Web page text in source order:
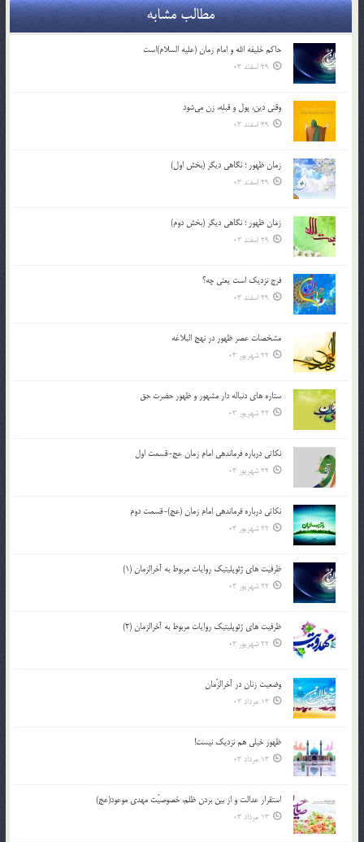
مطالب مشابه
حاکم خليفه الله و امام زمان (علیه السلام)است
29 اسفند 03
وقتی دین، پول و قبله، زن می‌شود
29 اسفند 03
زمان ظهور ؛ نگاهی دیگر (بخش اول)
29 اسفند 03
زمان ظهور ؛ نگاهی دیگر (بخش دوم)
29 اسفند 03
فرج نزدیک است یعنی چه؟
29 اسفند 03
مشخصات عصر ظهور در نهج البلاغه
22 شهریور 03
ستاره های دنباله دار مشهور و ظهور حضرت حق
22 شهریور 03
نکاتى درباره فرماندهى امام زمان عج-قسمت اول
22 شهریور 03
نکاتى درباره فرماندهى امام زمان (عج)-قسمت دوم
22 شهریور 03
ظرفیت های ژئوپلیتیک روایات مربوط به آخرالزمان (1)
22 شهریور 03
ظرفیت های ژئوپلیتیک روایات مربوط به آخرالزمان (2)
22 شهریور 03
وضعیت زنان در آخرالزّمان
13 مرداد 03
ظهور خیلی هم نزدیک نیست!
13 مرداد 03
استقرار عدالت و از بين بردن ظلم، خصوصيّت مهدي موعود(عج)
13 مرداد 03